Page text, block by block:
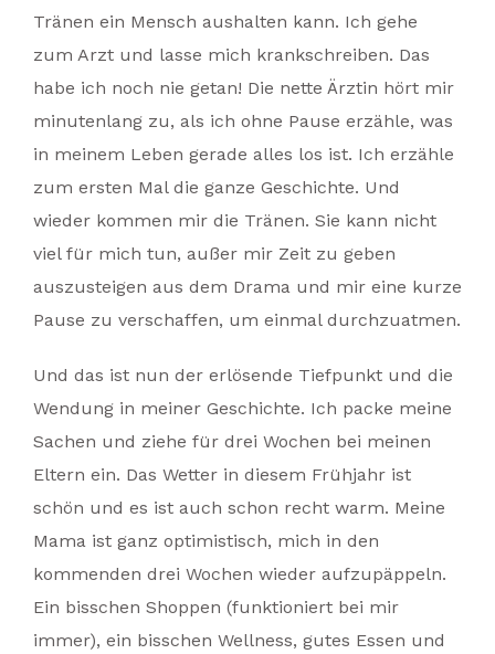
Tränen ein Mensch aushalten kann. Ich gehe
zum Arzt und lasse mich krankschreiben. Das
habe ich noch nie getan! Die nette Ärztin hört mir
minutenlang zu, als ich ohne Pause erzähle, was
in meinem Leben gerade alles los ist. Ich erzähle
zum ersten Mal die ganze Geschichte. Und
wieder kommen mir die Tränen. Sie kann nicht
viel für mich tun, außer mir Zeit zu geben
auszusteigen aus dem Drama und mir eine kurze
Pause zu verschaffen, um einmal durchzuatmen.
Und das ist nun der erlösende Tiefpunkt und die
Wendung in meiner Geschichte. Ich packe meine
Sachen und ziehe für drei Wochen bei meinen
Eltern ein. Das Wetter in diesem Frühjahr ist
schön und es ist auch schon recht warm. Meine
Mama ist ganz optimistisch, mich in den
kommenden drei Wochen wieder aufzupäppeln.
Ein bisschen Shoppen (funktioniert bei mir
immer), ein bisschen Wellness, gutes Essen und